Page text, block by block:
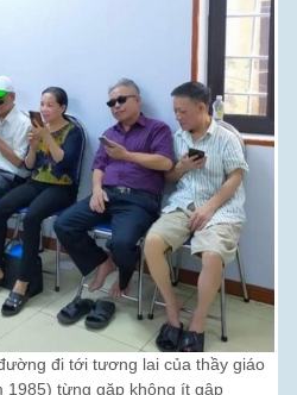
đi tới tương lai của thầy giáo
1985) từng gặp không ít gập